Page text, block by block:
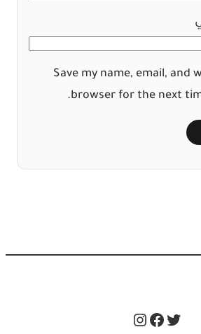
Save my name, email,
browser for the next
Twitter
Facebook
Instagram